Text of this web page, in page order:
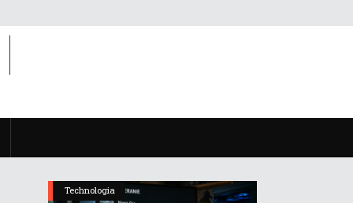
Technologia